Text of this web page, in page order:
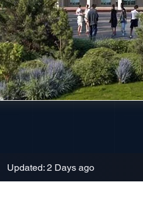
Updated: 2 Days ago